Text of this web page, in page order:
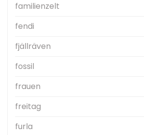
familienzelt
fendi
fjällräven
fossil
frauen
freitag
furla